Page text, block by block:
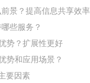
景？提高信息共享效率
些服务？
势？扩展性更好
势和应用场景？
要因素